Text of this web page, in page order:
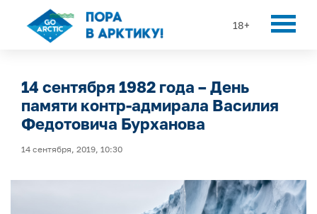
18+
14 сентября 1982 года – День
памяти контр-адмирала Василия
Федотовича Бурханова
14 сентября, 2019, 10:30